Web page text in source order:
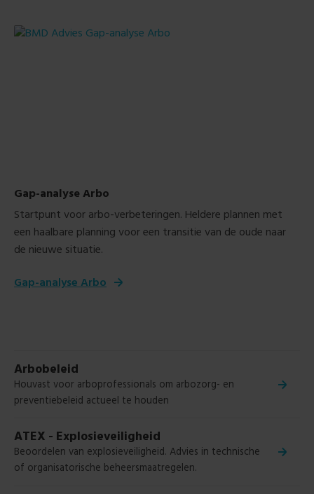
Gap-analyse Arbo
Startpunt voor arbo-verbeteringen. Heldere plannen met
een haalbare planning voor een transitie van de oude naar
de nieuwe situatie.
Gap-analyse Arbo
Arbobeleid
Houvast voor arboprofessionals om arbozorg- en
preventiebeleid actueel te houden
ATEX - Explosieveiligheid
Beoordelen van explosieveiligheid. Advies in technische
of organisatorische beheersmaatregelen.